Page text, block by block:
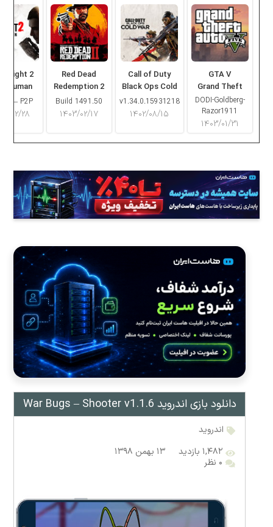
GTA V
Grand Theft
Auto V
DODI-Goldberg-
Razor1911
۱۴۰۳/۰۱/۳۱
Call of Duty
Black Ops Cold
War
v1.34.0.15931218
۱۴۰۲/۰۸/۱۵
Red Dead
Redemption 2
Build 1491.50
۱۴۰۳/۰۲/۱۷
Light 2
Human
– P2P
۱۴۰۳/
دانلود بازی اندروید War Bugs – Shooter v1.1.6
اندروید
۱,۴۸۲ بازدید
۱۳ بهمن ۱۳۹۸
۰ نظر